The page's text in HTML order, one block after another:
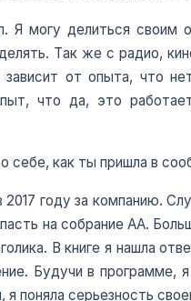
Я могу делиться
Так же с радио,
от опыта, что
что да, это
себе, как ты пришла в
году за компанию.
на собрание АА.
В книге я нашла
Будучи в программе,
я поняла серьезность